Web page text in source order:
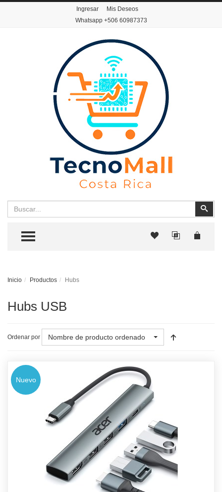
Ingresar
Mis Deseos
Whatsapp+506 60987373
TOGGLE MENU
Inicio Productos Hubs
Hubs USB
Ordenar por Nombre de producto ordenado
Nuevo